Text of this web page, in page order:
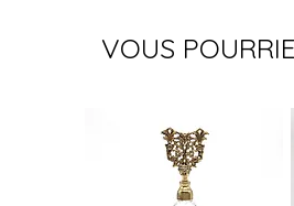
VOUS